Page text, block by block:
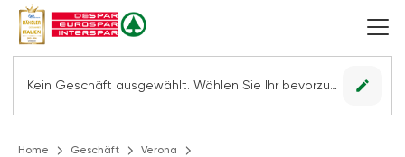
Kein Geschäft ausgewählt. Wählen Sie Ihr bevorzugtes Geschäft, um alle Angebote sehen zu können. edit
Home Geschäft
Verona